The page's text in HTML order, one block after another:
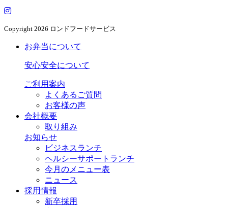
Copyright 2026 ロンドフードサービス
お弁当について
安心安全について
ご利用案内
よくあるご質問
お客様の声
会社概要
取り組み
お知らせ
ビジネスランチ
ヘルシーサポートランチ
今月のメニュー表
ニュース
採用情報
新卒採用